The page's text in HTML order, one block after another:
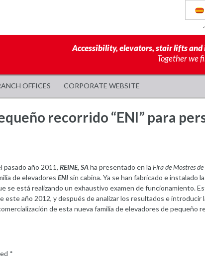
Accessibility, elevators, stair lifts
Together we
OFFICES CORPORATE WEBSITE
recorrido “ENI” para
pasado año 2011, REINE, SAha presentado en la Fira de Mostres
de elevadores ENIsin cabina. Ya se han fabricado e instalado
se está realizando un exhaustivo examen de funcionamiento.
este año 2012, y después de analizar los resultados e introducir
de esta nueva familia de elevadores de pequeño
*